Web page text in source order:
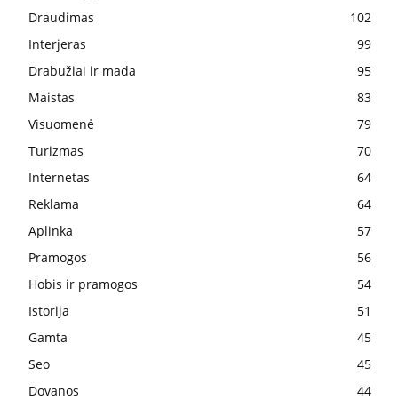
Draudimas
102
Interjeras
99
Drabužiai ir mada
95
Maistas
83
Visuomenė
79
Turizmas
70
Internetas
64
Reklama
64
Aplinka
57
Pramogos
56
Hobis ir pramogos
54
Istorija
51
Gamta
45
Seo
45
Dovanos
44